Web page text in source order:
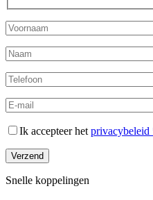
Ik accepteer het privacybeleid
Snelle koppelingen